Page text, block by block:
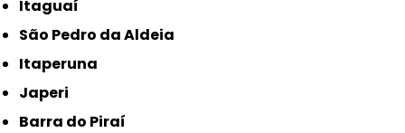
Itaguaí
São Pedro da Aldeia
Itaperuna
Japeri
Barra do Piraí